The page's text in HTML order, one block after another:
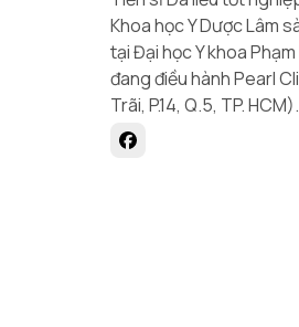
Khoa học Y Dược Lâm
tại Đại học Y khoa
đang điều hành Pearl
Trãi, P.14, Q.5, TP. HCM).